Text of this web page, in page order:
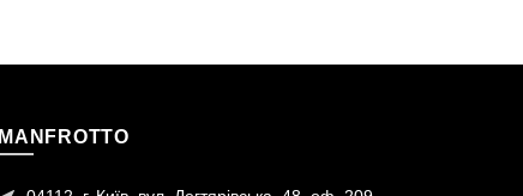
MANFROTTO